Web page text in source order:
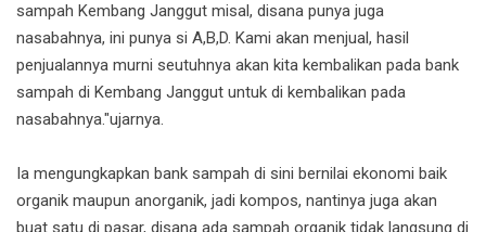
sampah Kembang Janggut misal, disana punya juga
nasabahnya, ini punya si A,B,D. Kami akan menjual, hasil
penjualannya murni seutuhnya akan kita kembalikan pada bank
sampah di Kembang Janggut untuk di kembalikan pada
nasabahnya."ujarnya.
Ia mengungkapkan bank sampah di sini bernilai ekonomi baik
organik maupun anorganik, jadi kompos, nantinya juga akan
buat satu di pasar, disana ada sampah organik tidak langsung di